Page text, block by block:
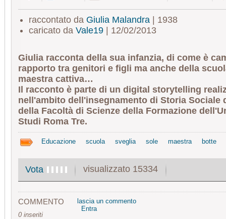
raccontato da Giulia Malandra| 1938
caricato da Vale19| 12/02/2013
Giulia racconta della sua infanzia, di come è
rapporto tra genitori e figli ma anche della
maestra cattiva…
Il racconto è parte di un digital storytelling
nell'ambito dell'insegnamento di Storia Sociale
della Facoltà di Scienze della Formazione
Studi Roma Tre.
Educazione scuola sveglia sole maestra botte
Vota visualizzato 15334
COMMENTO
0 inseriti
lascia un commento
Entra